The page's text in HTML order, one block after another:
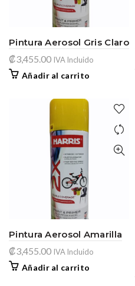
Pintura Aerosol Gris Claro
₡3,455.00 IVA Incluido
Añadir al carrito
Pintura Aerosol Amarilla
₡3,455.00 IVA Incluido
Añadir al carrito